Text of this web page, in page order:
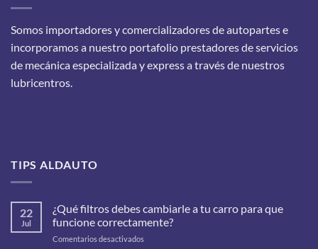
Somos importadores y comercializadores de autopartes e
incorporamos a nuestro portafolio prestadores de servicios
de mecánica especializada y express a través de nuestros
lubricentros.
TIPS ALDAUTO
22
Jul
¿Qué filtros debes cambiarle a tu carro para que
funcione correctamente?
Comentarios desactivados